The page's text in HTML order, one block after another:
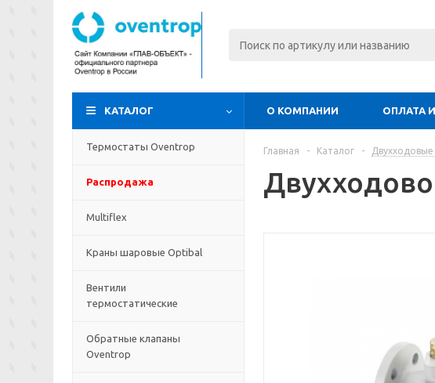
КАТАЛОГ О КОМПАНИИ ОПЛАТА
Термостаты Oventrop
Распродажа
Multiflex
Краны шаровые Optibal
Вентили
термостатические
Обратные клапаны
Oventrop
Главная - Каталог - Двухходовые